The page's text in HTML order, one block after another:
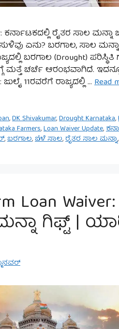
ಕರ್ನಾಟಕದಲ್ಲಿ ರೈತರ ಸಾಲ
ಏನು? ಬರಗಾಲ, ಸಾಲ
ಬರಗಾಲ (Drought) ಪರಿಸ್ಥಿತಿ
ಮತ್ತೆ ಚರ್ಚೆ ಆರಂಭವಾಗಿದೆ.
11ರವರೆಗೆ ರಾಜ್ಯದಲ್ಲಿ … Read
,DK Shivakumar,Drought Karnataka,
Farmers,Loan Waiver Update,
,ಬರಗಾಲ,ಬೆಳೆ ಸಾಲ,ರೈತರ ಸಾಲ ಮನ್ನಾ,
Loan
ಗಿಫ್ಟ್ |